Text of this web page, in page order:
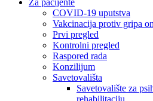
COVID-19 uputstva
Vakcinacija protiv gripa
Prvi pregled
Kontrolni pregled
Raspored rada
Konzilijum
Savetovališta
Savetovalište za
rehabilitaciju